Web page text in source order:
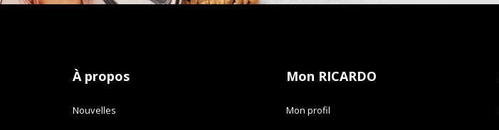
À propos
Nouvelles
Mon RICARDO
Mon profil